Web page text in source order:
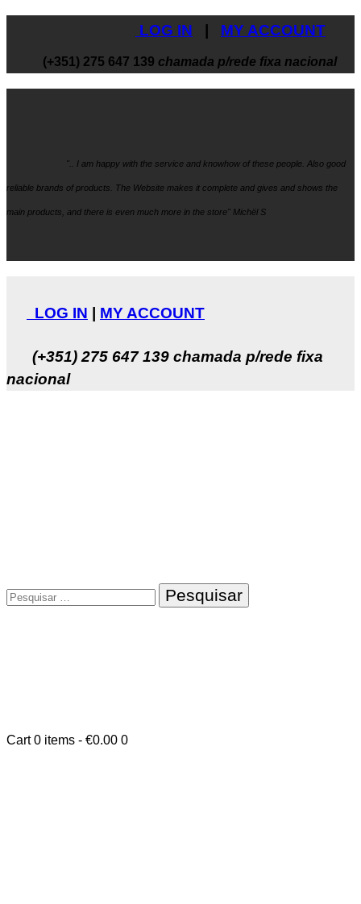
LOG IN MY ACCOUNT
(+351) 275 647 139 chamada p/rede fixa nacional
".. I am happy with the service and knowhow of these people. Also good
reliable brands of products. The Website makes it complete and gives and shows the
main products, and there is even much more in the store" Michël S
LOG IN MY ACCOUNT
(+351) 275 647 139 chamada p/rede fixa
nacional
Pesquisar
por:
Cart 0 items - €0.00 0